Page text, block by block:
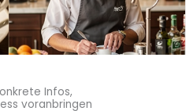
Infos,
voranbringen